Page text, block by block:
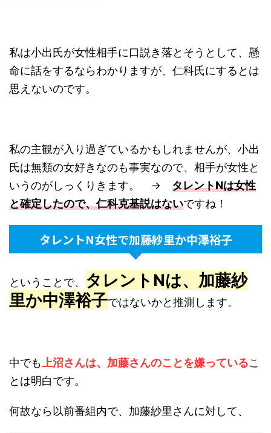
私は小出氏が女性相手に口説き落とそうとして、懸
命に話をするならわかりますが、仁科氏にするとは
思えないのです。
私の主観が入り過ぎているかもしれませんが、小出
氏は無類の女好きなのも事実なので、相手が女性と
いうのがしっくりきます。 → タレントNは女性
と確定したので、仁科克基説はないですね！
タレントN女性で加藤紗里か中澤裕子
ということで、 タレントNは、加藤紗
里か中澤裕子ではないかと推測します。
中でも 上沼さんは、加藤さんのことを嫌っているこ
とは明白です。
何故なら以前番組内で、加藤紗里さんに対して、